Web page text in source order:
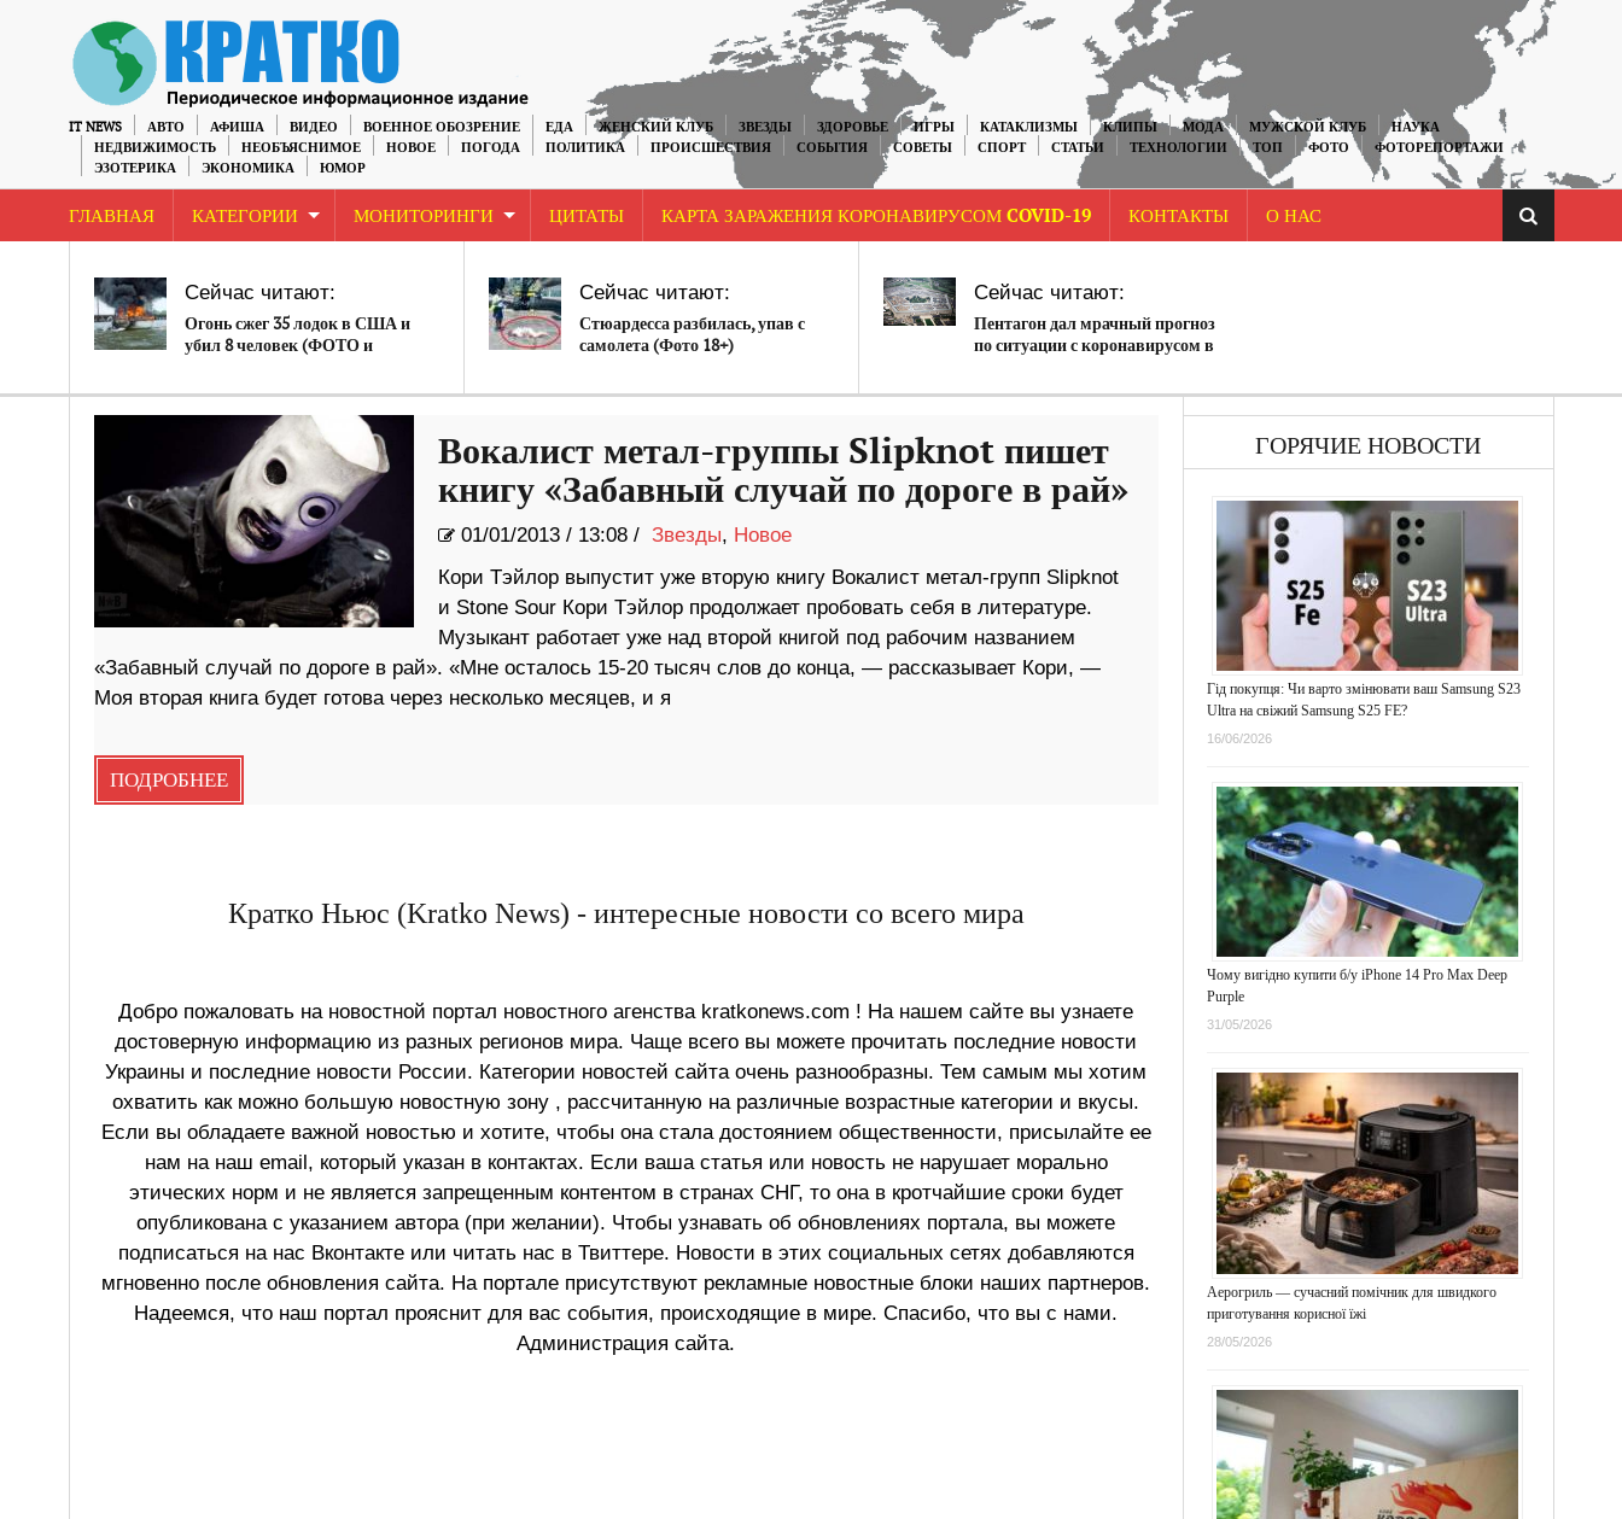
IT NEWS АВТО АФИША ВИДЕО ВОЕННОЕ ОБОЗРЕНИЕ ЕДА ЖЕНСКИЙ КЛУБ ЗВЕЗДЫ ЗДОРОВЬЕ ИГРЫ КАТАКЛИЗМЫ КЛИПЫ МОДА МУЖСКОЙ КЛУБ
НАУКА
НЕДВИЖИМОСТЬ
НЕОБЪЯСНИМОЕ НОВОЕ ПОГОДА ПОЛИТИКА ПРОИСШЕСТВИЯ СОБЫТИЯ СОВЕТЫ СПОРТ СТАТЬИ ТЕХНОЛОГИИ ТОП ФОТО
ФОТОРЕПОРТАЖИ
ЭЗОТЕРИКА
ЭКОНОМИКА ЮМОР
ГЛАВНАЯ КАТЕГОРИИ МОНИТОРИНГИ ЦИТАТЫ КАРТА ЗАРАЖЕНИЯ КОРОНАВИРУСОМ COVID-19 КОНТАКТЫ О НАС
Сейчас читают:
Огонь сжег 35 лодок в США и
убил 8 человек (ФОТО и
Сейчас читают:
Стюардесса разбилась, упав с
самолета (Фото 18+)
Сейчас читают:
Пентагон дал мрачный прогноз
по ситуации с коронавирусом в
Вокалист метал-группы Slipknot пишет
книгу «Забавный случай по дороге в рай»
01/01/2013/ 13:08 / Звезды, Новое
Кори Тэйлор выпустит уже вторую книгу Вокалист метал-групп Slipknot
и Stone Sour Кори Тэйлор продолжает пробовать себя в литературе.
Музыкант работает уже над второй книгой под рабочим названием
«Забавный случай по дороге в рай». «Мне осталось 15-20 тысяч слов до конца, — рассказывает Кори, —
Моя вторая книга будет готова через несколько месяцев, и я
ПОДРОБНЕЕ
Кратко Ньюс (Kratko News) - интересные новости со всего мира
Добро пожаловать на новостной портал новостного агенства kratkonews.com ! На нашем сайте вы узнаете
достоверную информацию из разных регионов мира. Чаще всего вы можете прочитать последние новости
Украины и последние новости России. Категории новостей сайта очень разнообразны. Тем самым мы хотим
охватить как можно большую новостную зону , рассчитанную на различные возрастные категории и вкусы.
Если вы обладаете важной новостью и хотите, чтобы она стала достоянием общественности, присылайте ее
нам на наш email, который указан в контактах. Если ваша статья или новость не нарушает морально
этических норм и не является запрещенным контентом в странах СНГ, то она в кротчайшие сроки будет
опубликована с указанием автора (при желании). Чтобы узнавать об обновлениях портала, вы можете
подписаться на нас Вконтакте или читать нас в Твиттере. Новости в этих социальных сетях добавляются
мгновенно после обновления сайта. На портале присутствуют рекламные новостные блоки наших партнеров.
Надеемся, что наш портал прояснит для вас события, происходящие в мире. Спасибо, что вы с нами.
Администрация сайта.
ГОРЯЧИЕ НОВОСТИ
Гід покупця: Чи варто змінювати ваш Samsung S23
Ultra на свіжий Samsung S25 FE?
16/06/2026
Чому вигідно купити б/у iPhone 14 Pro Max Deep
Purple
31/05/2026
Аерогриль — сучасний помічник для швидкого
приготування корисної їжі
28/05/2026